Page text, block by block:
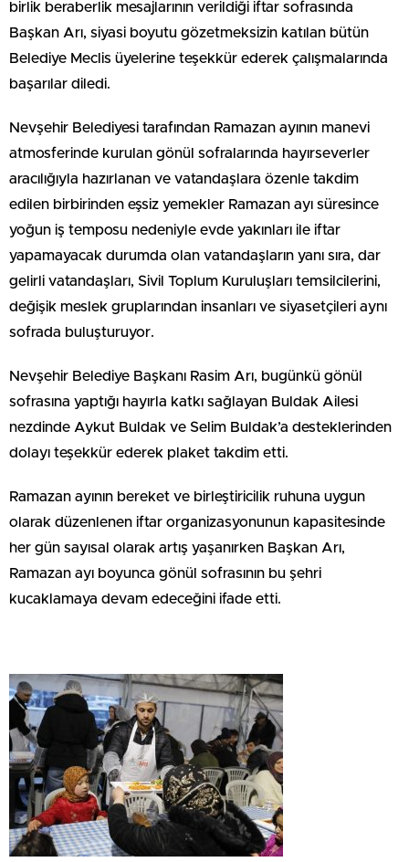
birlik beraberlik mesajlarının verildiği iftar sofrasında
Başkan Arı, siyasi boyutu gözetmeksizin katılan bütün
Belediye Meclis üyelerine teşekkür ederek çalışmalarında
başarılar diledi.
Nevşehir Belediyesi tarafından Ramazan ayının manevi
atmosferinde kurulan gönül sofralarında hayırseverler
aracılığıyla hazırlanan ve vatandaşlara özenle takdim
edilen birbirinden eşsiz yemekler Ramazan ayı süresince
yoğun iş temposu nedeniyle evde yakınları ile iftar
yapamayacak durumda olan vatandaşların yanı sıra, dar
gelirli vatandaşları, Sivil Toplum Kuruluşları temsilcilerini,
değişik meslek gruplarından insanları ve siyasetçileri aynı
sofrada buluşturuyor.
Nevşehir Belediye Başkanı Rasim Arı, bugünkü gönül
sofrasına yaptığı hayırla katkı sağlayan Buldak Ailesi
nezdinde Aykut Buldak ve Selim Buldak’a desteklerinden
dolayı teşekkür ederek plaket takdim etti.
Ramazan ayının bereket ve birleştiricilik ruhuna uygun
olarak düzenlenen iftar organizasyonunun kapasitesinde
her gün sayısal olarak artış yaşanırken Başkan Arı,
Ramazan ayı boyunca gönül sofrasının bu şehri
kucaklamaya devam edeceğini ifade etti.